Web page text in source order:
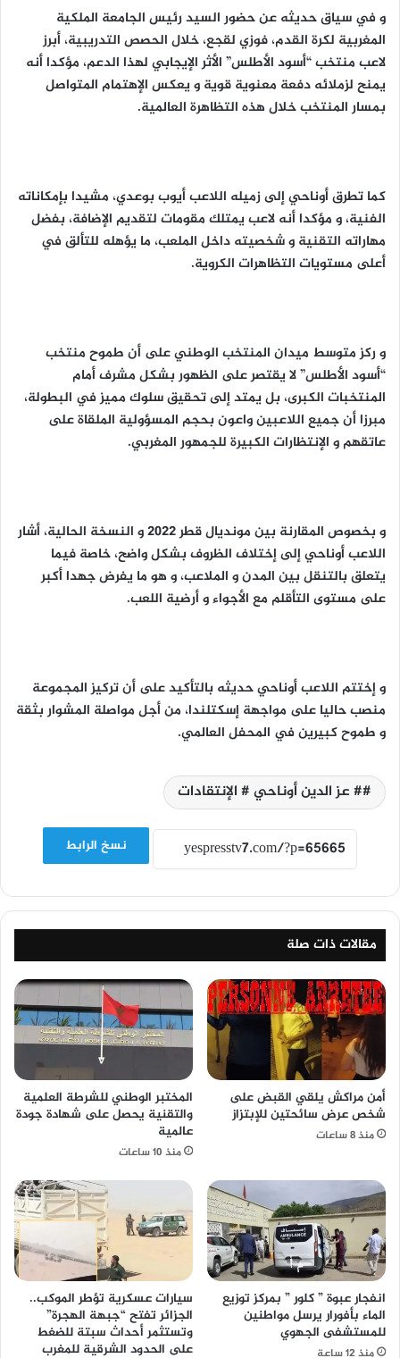
و في سياق حديثه عن حضور السيد رئيس الجامعة الملكية
المغربية لكرة القدم، فوزي لقجع، خلال الحصص التدريبية، أبرز
لاعب منتخب “أسود الأطلس” الأثر الإيجابي لهذا الدعم، مؤكدا أنه
يمنح لزملائه دفعة معنوية قوية و يعكس الإهتمام المتواصل
بمسار المنتخب خلال هذه التظاهرة العالمية.
كما تطرق أوناحي إلى زميله اللاعب أيوب بوعدي، مشيدا بإمكاناته
الفنية، و مؤكدا أنه لاعب يمتلك مقومات لتقديم الإضافة، بفضل
مهاراته التقنية و شخصيته داخل الملعب، ما يؤهله للتألق في
أعلى مستويات التظاهرات الكروية.
و ركز متوسط ميدان المنتخب الوطني على أن طموح منتخب
“أسود الأطلس” لا يقتصر على الظهور بشكل مشرف أمام
المنتخبات الكبرى، بل يمتد إلى تحقيق سلوك مميز في البطولة،
مبرزا أن جميع اللاعبين واعون بحجم المسؤولية الملقاة على
عاتقهم و الإنتظارات الكبيرة للجمهور المغربي.
و بخصوص المقارنة بين مونديال قطر 2022 و النسخة الحالية، أشار
اللاعب أوناحي إلى إختلاف الظروف بشكل واضح، خاصة فيما
يتعلق بالتنقل بين المدن و الملاعب، و هو ما يفرض جهدا أكبر
على مستوى التأقلم مع الأجواء و أرضية اللعب.
و إختتم اللاعب أوناحي حديثه بالتأكيد على أن تركيز المجموعة
منصب حاليا على مواجهة إسكتلندا، من أجل مواصلة المشوار بثقة
و طموح كبيرين في المحفل العالمي.
# عز الدين أوناحي # الإنتقادات
نسخ الرابط
مقالات ذات صلة
أمن مراكش يلقي القبض على
شخص عرض سائحتين للإبتزاز
منذ 8 ساعات
المختبر الوطني للشرطة العلمية
والتقنية يحصل على شهادة جودة
عالمية
منذ 10 ساعات
انفجار عبوة ” كلور ” بمركز توزيع
الماء بأفورار يرسل مواطنين
للمستشفى الجهوي
منذ 12 ساعة
سيارات عسكرية تؤطر الموكب..
الجزائر تفتح “جبهة الهجرة”
وتستثمر أحداث سبتة للضغط
على الحدود الشرقية للمغرب